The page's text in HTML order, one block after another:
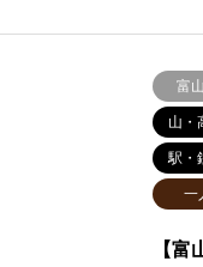
富
山・
駅・
一
【